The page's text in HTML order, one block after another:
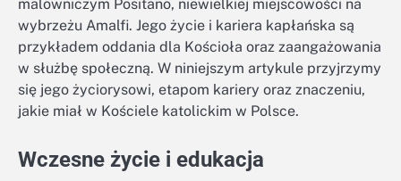
malowniczym Positano, niewielkiej miejscowości na
wybrzeżu Amalfi. Jego życie i kariera kapłańska są
przykładem oddania dla Kościoła oraz zaangażowania
w służbę społeczną. W niniejszym artykule przyjrzymy
się jego życiorysowi, etapom kariery oraz znaczeniu,
jakie miał w Kościele katolickim w Polsce.
Wczesne życie i edukacja